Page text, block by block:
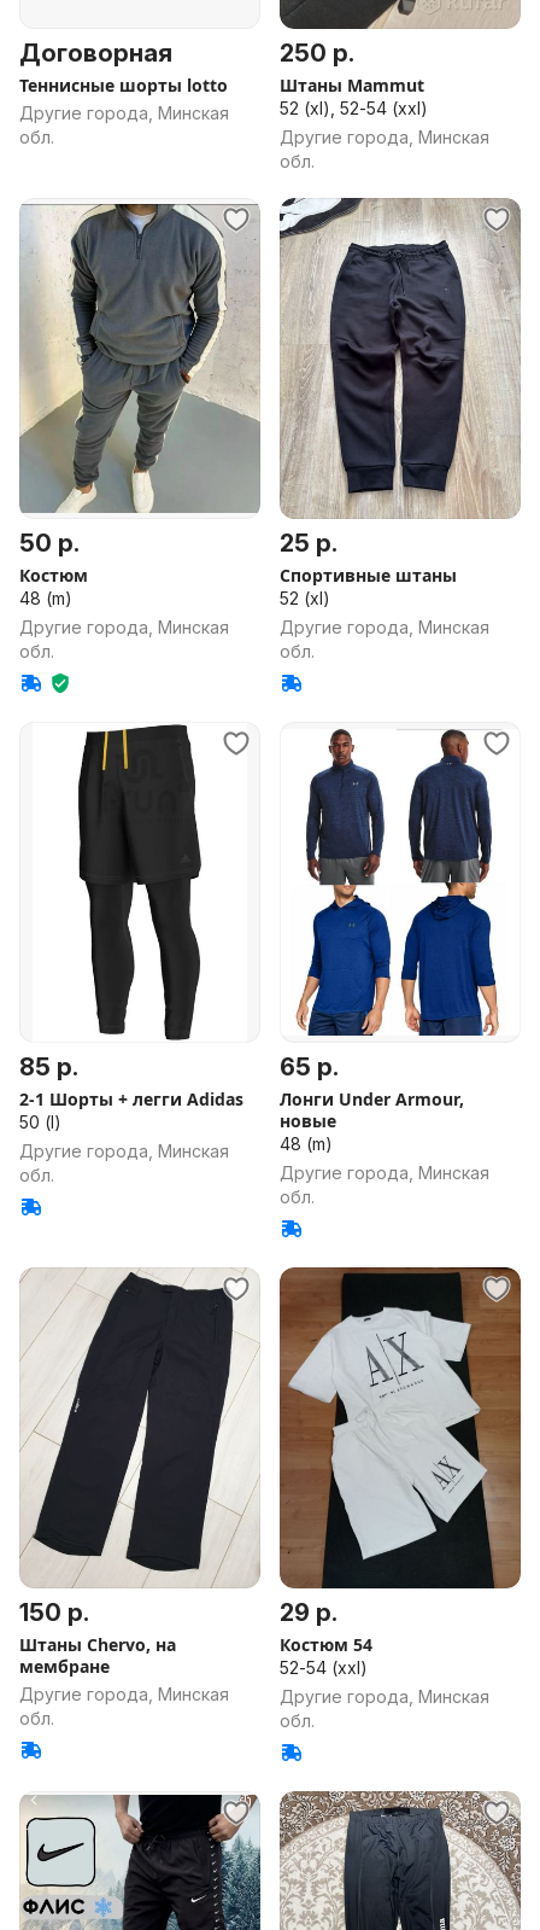
Договорная
Теннисные шорты lotto
Другие города, Минская
обл.
250 р.
Штаны Mammut
52 (xl), 52-54 (xxl)
Другие города, Минская
обл.
50 р.
Костюм
48 (m)
Другие города, Минская
обл.
25 р.
Спортивные штаны
52 (xl)
Другие города, Минская
обл.
85 р.
2-1 Шорты + легги Adidas
50 (l)
Другие города, Минская
обл.
65 р.
Лонги Under Armour,
новые
48 (m)
Другие города, Минская
обл.
150 р.
Штаны Chervo, на
мембране
Другие города, Минская
обл.
29 р.
Костюм 54
52-54 (xxl)
Другие города, Минская
обл.